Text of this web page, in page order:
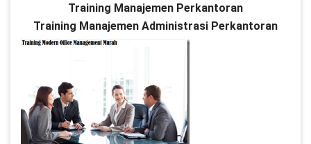
Training Manajemen Perkantoran
Training Manajemen Administrasi Perkantoran